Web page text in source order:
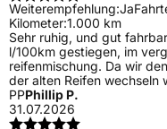
Weiterempfehlung:Ja
Kilometer:1.000 km
Sehr ruhig, und gut
l/100km gestiegen, im
reifenmischung. Da wir
der alten Reifen wechseln
PPPhillip P.
31.07.2026